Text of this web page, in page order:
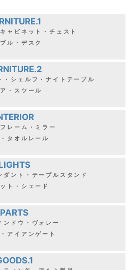
ャビネット・チェスト
ル・デスク
・シェルフ・ナイトテーブル
・スツール
レーム・ミラー
タオルレール
ダント・テーブルスタンド
ト・シェード
PARTS
ンドウ・ヴォレー
アイアンゲート